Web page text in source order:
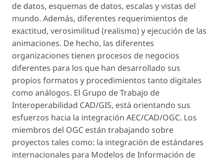
de datos, esquemas de datos, escalas y vistas del
mundo. Además, diferentes requerimientos de
exactitud, verosimilitud (realismo) y ejecución de las
animaciones. De hecho, las diferentes
organizaciones tienen procesos de negocios
diferentes para los que han desarrollado sus
propios formatos y procedimientos tanto digitales
como análogos. El Grupo de Trabajo de
Interoperabilidad CAD/GIS, está orientando sus
esfuerzos hacia la integración AEC/CAD/OGC. Los
miembros del OGC están trabajando sobre
proyectos tales como: la integración de estándares
internacionales para Modelos de Información de